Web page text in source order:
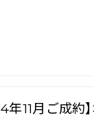
年11月ご成約